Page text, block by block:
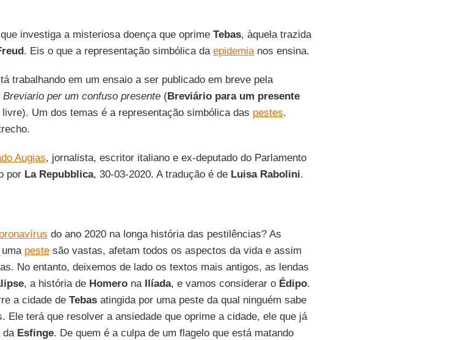
investiga a misteriosa doença que oprime Tebas, àquela trazida
. Eis o que a representação simbólica da epidemianos ensina.
trabalhando em um ensaio a ser publicado em breve pela
Breviario per um confuso presente(Breviário para um presente
Um dos temas é a representação simbólica das pestes.
Augias, jornalista, escritor italiano e ex-deputado do Parlamento
por La Repubblica, 30-03-2020. A tradução é de Luisa Rabolini.
do ano 2020 na longa história das pestilências? As
pestesão vastas, afetam todos os aspectos da vida e assim
No entanto, deixemos de lado os textos mais antigos, as lendas
, a história de Homero naIlíada, e vamos considerar o Édipo.
a cidade de Tebasatingida por uma peste da qual ninguém sabe
Ele terá que resolver a ansiedade que oprime a cidade, ele que já
da Esfinge. De quem é a culpa de um flagelo que está matando